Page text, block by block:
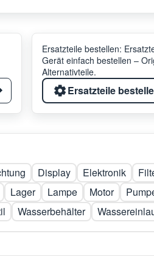
Ersatzteile bestellen:
Gerät einfach bestellen –
Alternativteile.
Ersatzteile
Display Elektronik
Lager Lampe Motor
Wasserbehälter